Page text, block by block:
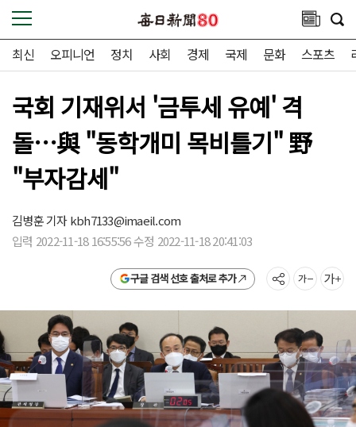
최신 오피니언 정치 사회 경제 국제 문화 스포츠
국회 기재위서 '금투세 유예' 격
돌…與 "동학개미 목비틀기" 野
"부자감세"
김병훈 기자kbh7133@imaeil.com
입력 2022-11-18 16:55:56 수정 2022-11-18 20:41:03
구글 검색 선호 출처로 추가